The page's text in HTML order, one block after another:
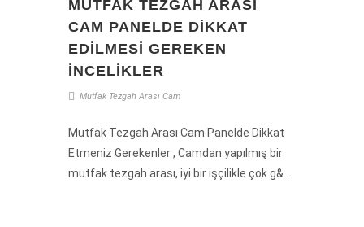
MUTFAK TEZGAH ARASI
CAM PANELDE DIKKAT
EDILMESI GEREKEN
İNCELIKLER
Mutfak Tezgah Arası Cam
Mutfak Tezgah Arası Cam Panelde Dikkat
Etmeniz Gerekenler , Camdan yapılmış bir
mutfak tezgah arası, iyi bir işçilikle çok g&....